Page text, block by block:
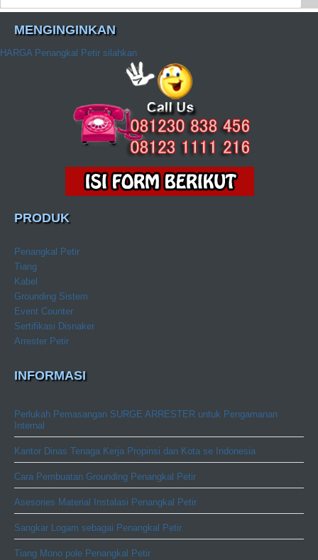
MENGINGINKAN
HARGA Penangkal Petir silahkan
PRODUK
Penangkal Petir
Tiang
Kabel
Grounding Sistem
Event Counter
Sertifikasi Disnaker
Arrester Petir
INFORMASI
Perlukah Pemasangan SURGE ARRESTER untuk Pengamanan
Internal
Kantor Dinas Tenaga Kerja Propinsi dan Kota se Indonesia
Cara Pembuatan Grounding Penangkal Petir
Asesories Material Instalasi Penangkal Petir
Sangkar Logam sebagai Penangkal Petir
Tiang Mono pole Penangkal Petir